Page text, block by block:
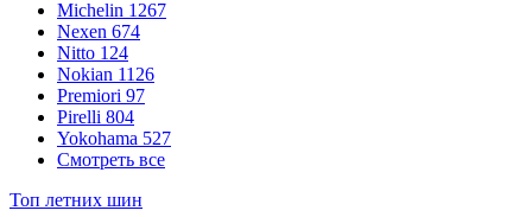
Michelin 1267
Nexen 674
Nitto 124
Nokian 1126
Premiori 97
Pirelli 804
Yokohama 527
Смотреть все
Топ летних шин